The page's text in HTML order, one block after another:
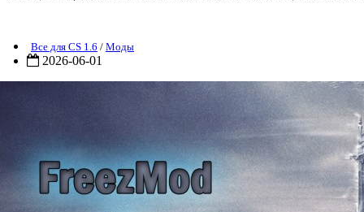
Все для CS 1.6 / Моды
2026-06-01